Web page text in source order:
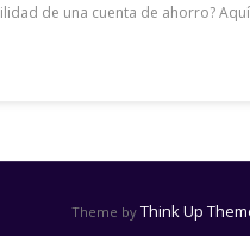
de una cuenta de ahorro?
Theme by Think Up